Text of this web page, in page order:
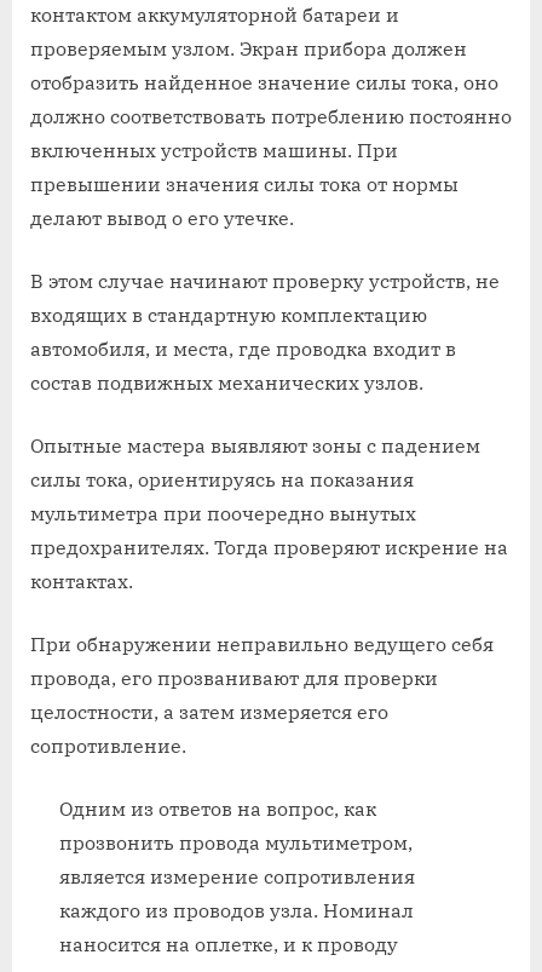
контактом аккумуляторной батареи и
проверяемым узлом. Экран прибора должен
отобразить найденное значение силы тока, оно
должно соответствовать потреблению постоянно
включенных устройств машины. При
превышении значения силы тока от нормы
делают вывод о его утечке.
В этом случае начинают проверку устройств, не
входящих в стандартную комплектацию
автомобиля, и места, где проводка входит в
состав подвижных механических узлов.
Опытные мастера выявляют зоны с падением
силы тока, ориентируясь на показания
мультиметра при поочередно вынутых
предохранителях. Тогда проверяют искрение на
контактах.
При обнаружении неправильно ведущего себя
провода, его прозванивают для проверки
целостности, а затем измеряется его
сопротивление.
Одним из ответов на вопрос, как
прозвонить провода мультиметром,
является измерение сопротивления
каждого из проводов узла. Номинал
наносится на оплетке, и к проводу